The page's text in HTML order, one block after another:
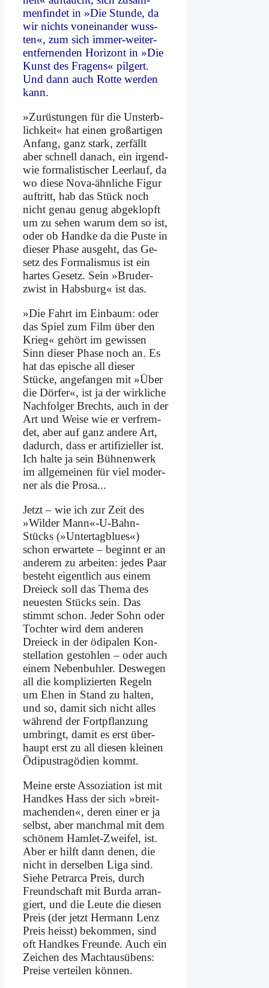
men­fin­det in »Die Stun­de, da
wir nichts von­ein­an­der wuss­
ten«, zum sich im­mer-wei­ter-
ent­fer­nen­den Ho­ri­zont in »Die
Kunst des Fra­gens« pil­gert.
Und dann auch Rot­te wer­den
kann.
»Zu­rü­stun­gen für die Un­sterb­
lich­keit« hat ei­nen groß­ar­ti­gen
An­fang, ganz stark, zer­fällt
aber schnell da­nach, ein ir­gend­
wie for­ma­li­sti­scher Leer­lauf, da
wo die­se No­va-ähn­li­che Fi­gur
auf­tritt, hab das Stück noch
nicht ge­nau ge­nug ab­ge­klopft
um zu se­hen war­um dem so ist,
oder ob Hand­ke da die Pu­ste in
die­ser Pha­se aus­geht, das Ge­
setz des For­ma­lis­mus ist ein
har­tes Ge­setz. Sein »Bru­der­
zwist in Habs­burg« ist das.
»Die Fahrt im Ein­baum: oder
das Spiel zum Film über den
Krieg« ge­hört im ge­wis­sen
Sinn die­ser Pha­se noch an. Es
hat das epi­sche all die­ser
Stücke, an­ge­fan­gen mit »Über
die Dör­fer«, ist ja der wirk­li­che
Nach­fol­ger Brechts, auch in der
Art und Wei­se wie er ver­frem­
det, aber auf ganz an­de­re Art,
da­durch, dass er ar­ti­fi­zi­el­ler ist.
Ich hal­te ja sein Büh­nen­werk
im all­ge­mei­nen für viel mo­der­
ner als die Pro­sa...
Jetzt – wie ich zur Zeit des
»Wil­der Mann«-U-Bahn-
Stücks (»Un­ter­tag­blues«)
schon er­war­te­te – be­ginnt er an
an­de­rem zu ar­bei­ten: je­des Paar
be­steht ei­gent­lich aus ei­nem
Drei­eck soll das The­ma des
neue­sten Stücks sein. Das
stimmt schon. Je­der Sohn oder
Toch­ter wird dem an­de­ren
Drei­eck in der ödi­pa­len Kon­
stel­la­ti­on ge­stoh­len – oder auch
ei­nem Ne­ben­buh­ler. Des­we­gen
all die kom­pli­zier­ten Re­geln
um Ehen in Stand zu hal­ten,
und so, da­mit sich nicht al­les
wäh­rend der Fort­pflan­zung
um­bringt, da­mit es erst über­
haupt erst zu all die­sen klei­nen
Ödi­pus­tra­gö­di­en kommt.
Mei­ne er­ste As­so­zia­ti­on ist mit
Hand­kes Hass der sich »breit­
ma­chen­den«, de­ren ei­ner er ja
selbst, aber manch­mal mit dem
schö­nem Ham­let-Zwei­fel, ist.
Aber er hilft dann de­nen, die
nicht in der­sel­ben Li­ga sind.
Sie­he Pe­trar­ca Preis, durch
Freund­schaft mit Bur­da ar­ran­
giert, und die Leu­te die die­sen
Preis (der jetzt Her­mann Lenz
Preis heisst) be­kom­men, sind
oft Hand­kes Freun­de. Auch ein
Zei­chen des Macht­aus­übens:
Prei­se ver­tei­len kön­nen.